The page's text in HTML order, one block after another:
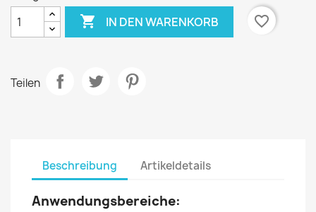
 IN DEN WARENKORB favorite_border
Teilen
Beschreibung Artikeldetails
Anwendungsbereiche: